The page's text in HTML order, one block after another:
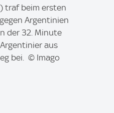
traf beim ersten
Argentinien
der 32. Minute
aus
bei. © Imago